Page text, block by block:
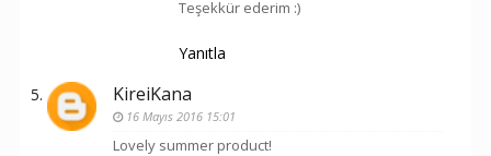
Teşekkür ederim :)
Yanıtla
KireiKana
16 Mayıs 2016 15:01
Lovely summer product!